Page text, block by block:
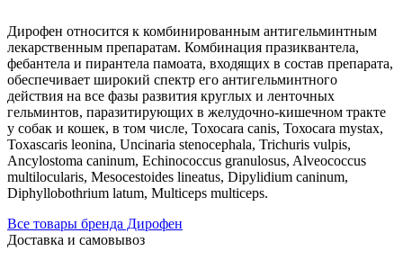
Дирофен относится к комбинированным антигельминтным
лекарственным препаратам. Комбинация празиквантела,
фебантела и пирантела памоата, входящих в состав препарата,
обеспечивает широкий спектр его антигельминтного
действия на все фазы развития круглых и ленточных
гельминтов, паразитирующих в желудочно-кишечном тракте
у собак и кошек, в том числе, Тохосаra саnis, Тохосаra mystax,
Toxascaris leonina, Uncinaria stenocephala, Trichuris vulpis,
Ancylostoma caninum, Echinococcus granulosus, Alveococсus
multilocularis, Mesocestoides lineatus, Dipylidium caninum,
Diphyllobothrium latum, Multiceps multiceps.
Все товары бренда Дирофен
Доставка и самовывоз